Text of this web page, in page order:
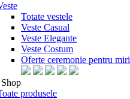
Totate vestele
Veste Casual
Veste Elegante
Veste Costum
Oferte ceremonie pentru miri
produsele